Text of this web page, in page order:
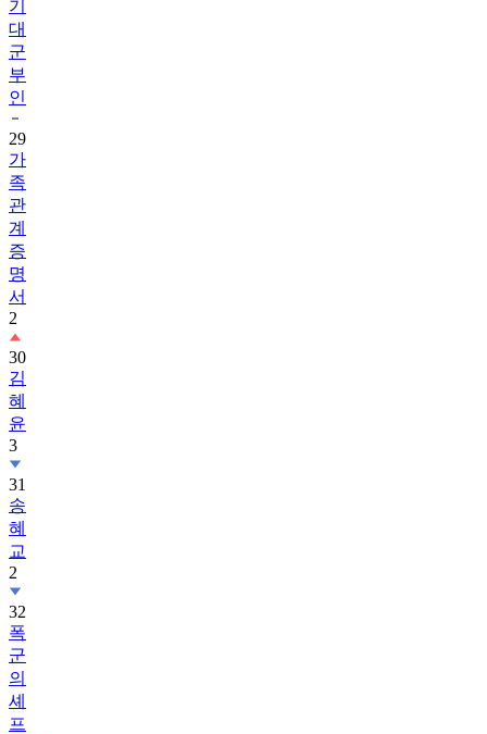
기
대
군
부
인
29
가
족
관
계
증
명
서
2
30
김
혜
윤
3
31
송
혜
교
2
32
폭
군
의
셰
프